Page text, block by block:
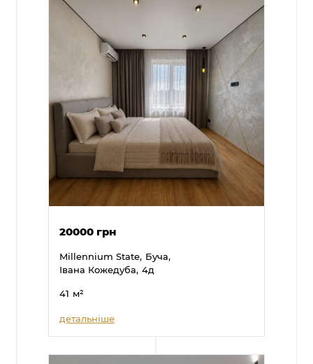
20000 грн
Millennium State, Буча,
Івана Кожедуба, 4д
41 м²
детальніше